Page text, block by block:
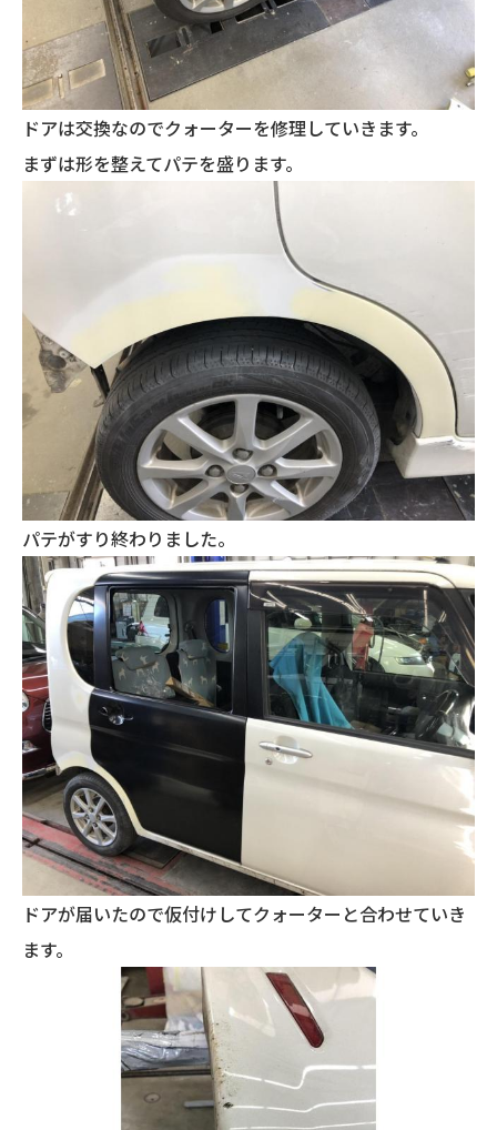
ドアは交換なのでクォーターを修理していきます。
まずは形を整えてパテを盛ります。
パテがすり終わりました。
ドアが届いたので仮付けしてクォーターと合わせていき
ます。